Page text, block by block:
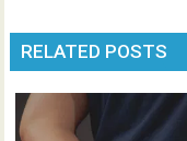
RELATED POSTS